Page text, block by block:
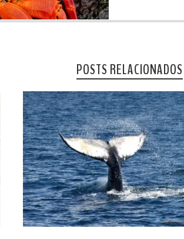
POSTS RELACIONADOS